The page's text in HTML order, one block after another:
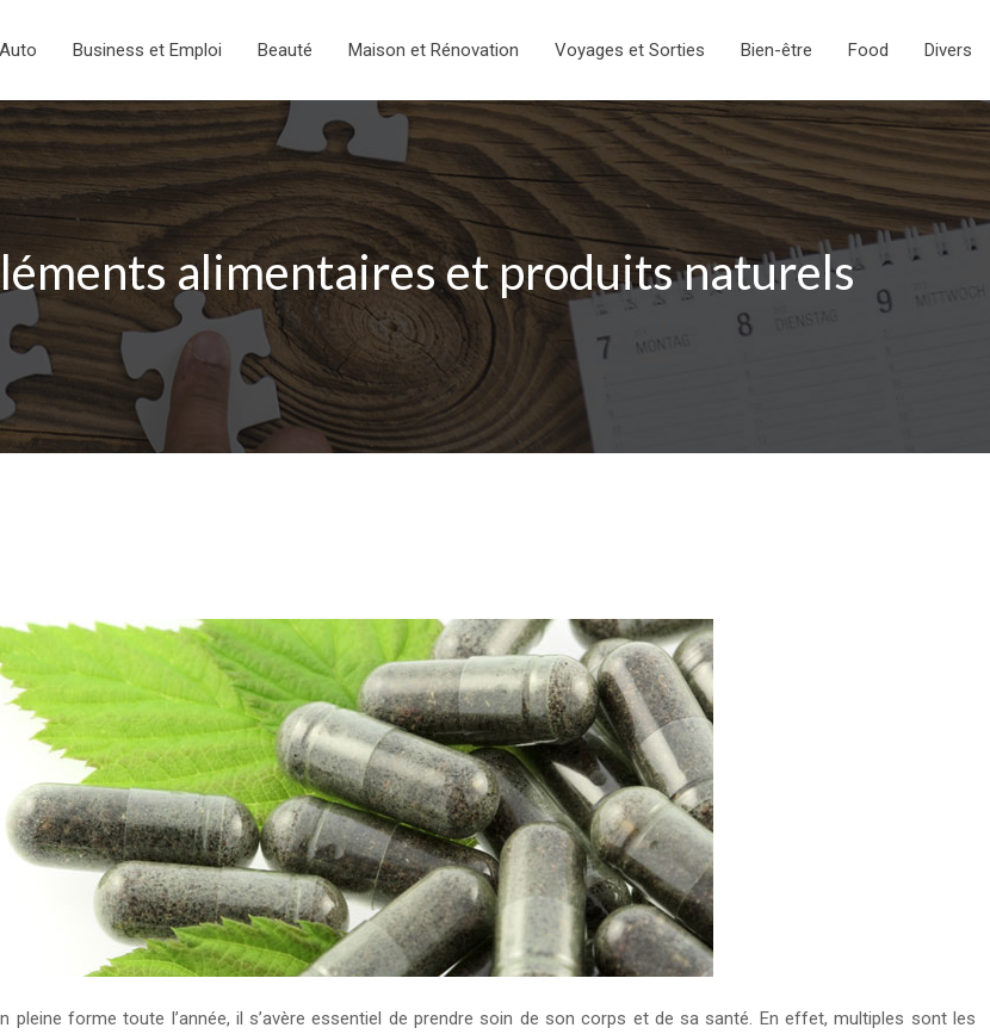
Business et Emploi Beauté Maison et Rénovation Voyages et Sorties Bien-être Food Divers
alimentaires et produits naturels
forme toute l’année, il s’avère essentiel de prendre soin de son corps et de sa santé. En effet, multiples sont les